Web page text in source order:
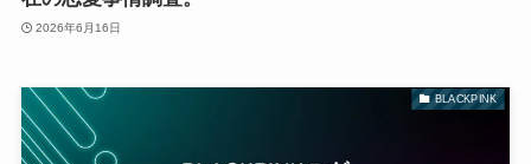
2026年6月16日
BLACKPINK